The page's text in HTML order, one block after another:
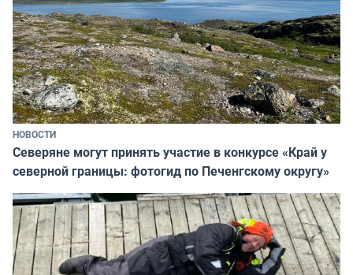
НОВОСТИ
Северяне могут принять участие в конкурсе «Край у
северной границы: фотогид по Печенгскому округу»